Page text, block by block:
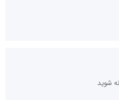
بهتر رشته‌های ورزشی، در گرو
کرج